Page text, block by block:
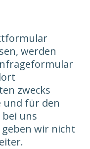
werden
zwecks
und für den
bei uns
geben wir nicht